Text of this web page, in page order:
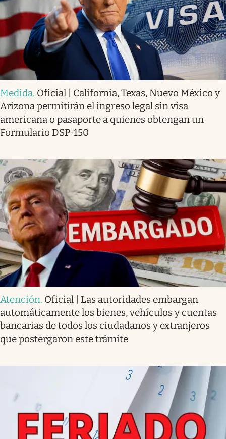
Medida. Oficial | California, Texas, Nuevo México y
Arizona permitirán el ingreso legal sin visa
americana o pasaporte a quienes obtengan un
Formulario DSP-150
Atención. Oficial | Las autoridades embargan
automáticamente los bienes, vehículos y cuentas
bancarias de todos los ciudadanos y extranjeros
que postergaron este trámite